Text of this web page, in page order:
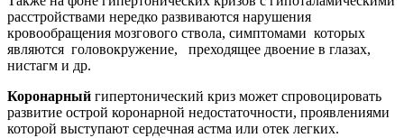
расстройствами нередко развиваются нарушения
кровообращения мозгового ствола, симптомами которых
являются головокружение, преходящее двоение в глазах,
нистагм и др.
Коронарный гипертонический криз может спровоцировать
развитие острой коронарной недостаточности, проявлениями
которой выступают сердечная астма или отек легких.